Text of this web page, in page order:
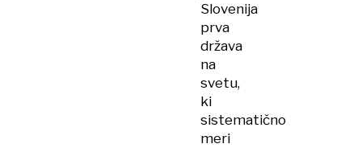
Slovenija
prva
država
na
svetu,
ki
sistematično
meri